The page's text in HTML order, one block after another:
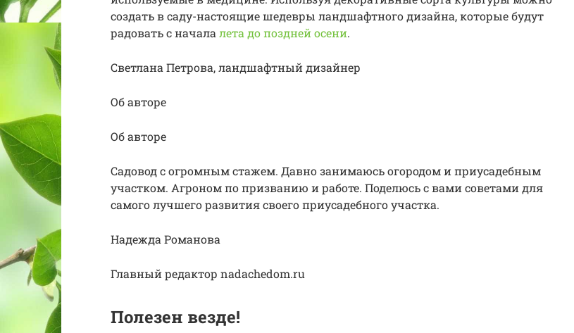
создать в саду-настоящие шедевры ландшафтного дизайна, которые будут
радовать с начала лета до поздней осени.
Светлана Петрова, ландшафтный дизайнер
Об авторе
Об авторе
Садовод с огромным стажем. Давно занимаюсь огородом и приусадебным
участком. Агроном по призванию и работе. Поделюсь с вами советами для
самого лучшего развития своего приусадебного участка.
Надежда Романова
Главный редактор nadachedom.ru
Полезен везде!